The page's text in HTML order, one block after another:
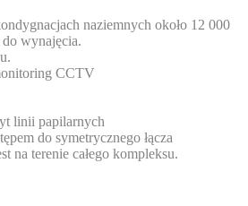
naziemnych około 12 000
wynajęcia.
CCTV
linii papilarnych
do symetrycznego łącza
na terenie całego kompleksu.